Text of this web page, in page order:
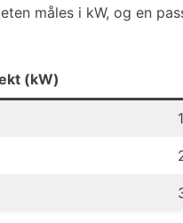
måles i kW, og en
(kW)